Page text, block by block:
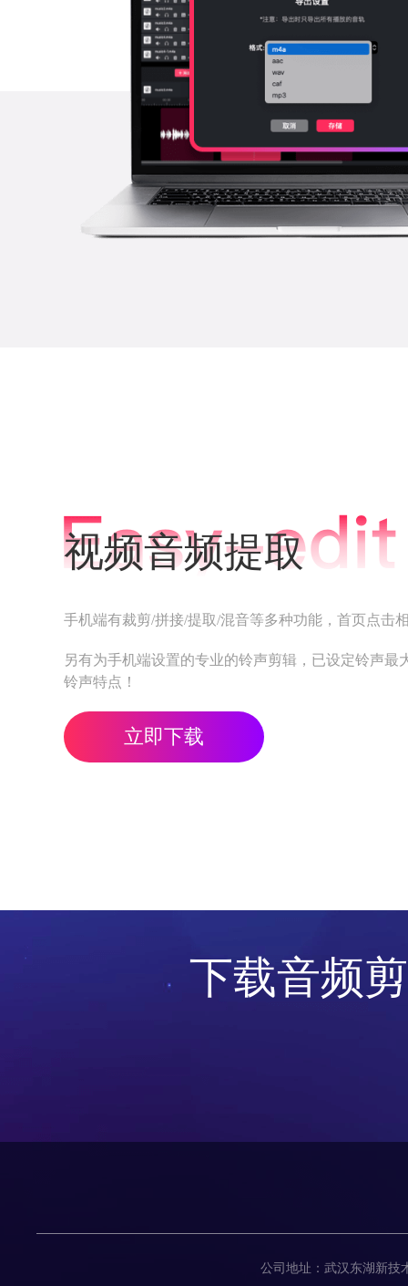
视频音频提取
手机端有裁剪/拼接/提取/混音等多种功能，首页点击
另有为手机端设置的专业的铃声剪辑，已设定铃声最
铃声特点！
立即下载
下载音频
公司地址：武汉东湖新技